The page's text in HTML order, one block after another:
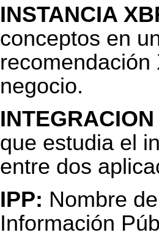
INSTANCIA
conceptos en
negocio.
que estudia el
entre dos
IPP: Nombre
Información